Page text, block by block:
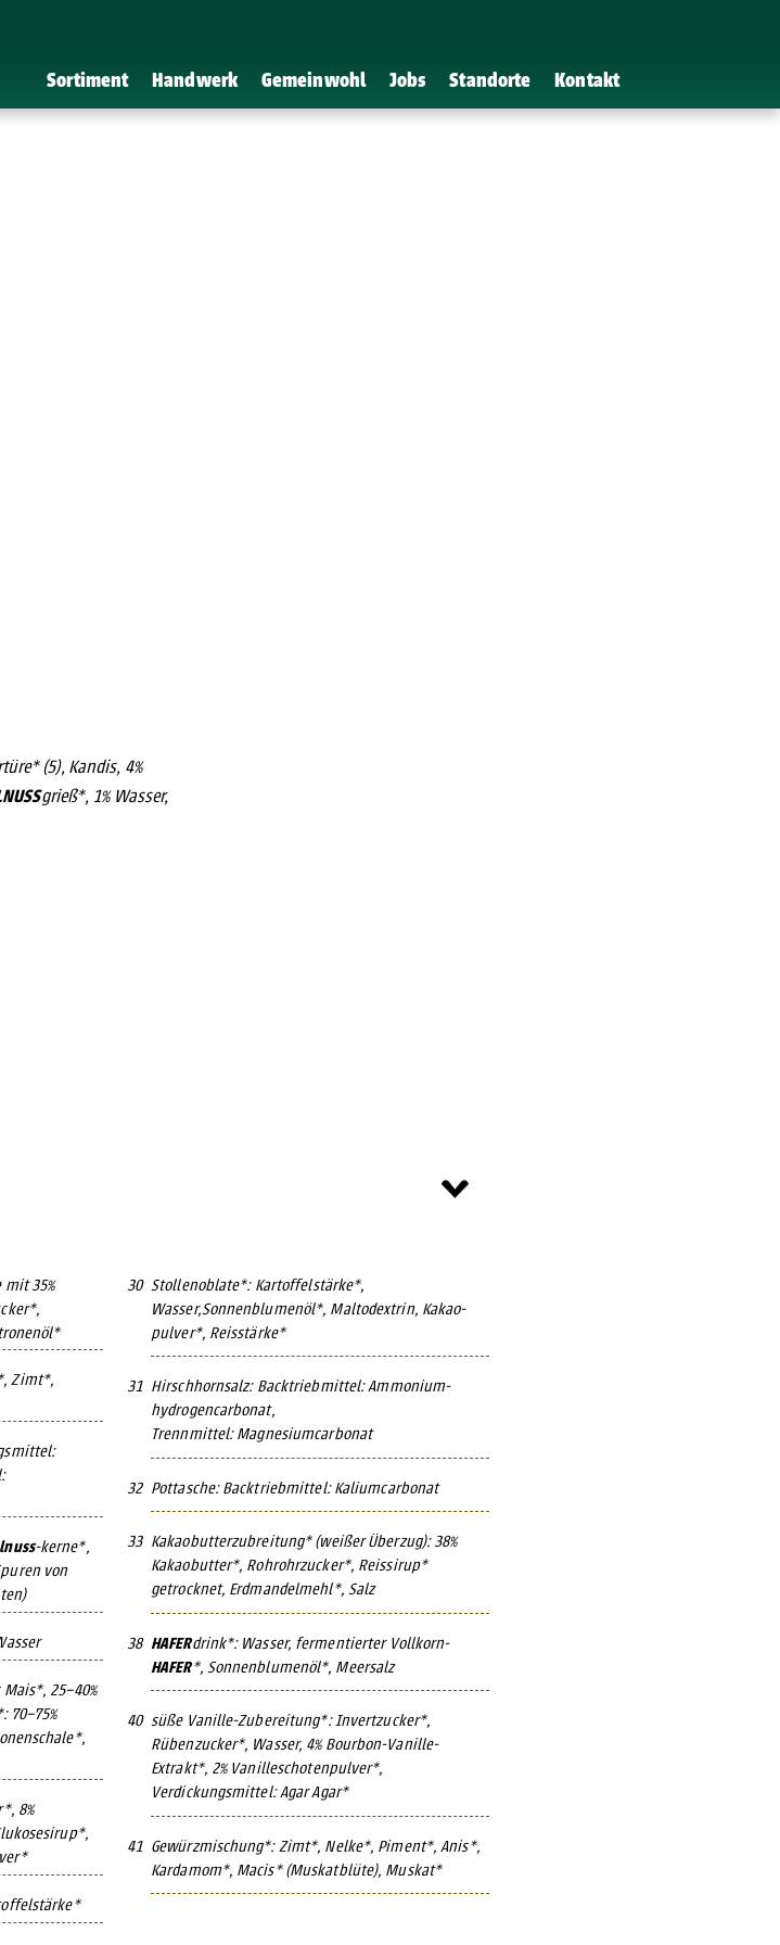
Sortiment Handwerk Gemeinwohl Jobs Standorte Kontakt
(5), Kandis, 4%
grieß*, 1% Wasser,
35%
Zimt*,
-kerne*,
von
25–40%
70–75%
8%
30 Stollenoblate*: Kartoffelstärke*,
Wasser,Sonnenblumenöl*, Maltodextrin, Kakao-
pulver*, Reisstärke*
31 Hirschhornsalz: Backtriebmittel: Ammonium-
hydrogencarbonat,
Trennmittel: Magnesiumcarbonat
Pottasche: Backtriebmittel: Kaliumcarbonat
32
Kakaobutterzubreitung* (weißer Überzug): 38%
Kakaobutter*, Rohrohrzucker*, Reissirup*
getrocknet, Erdmandelmehl*, Salz
33
38
40
41
HAFERdrink*: Wasser, fermentierter Vollkorn-
HAFER*, Sonnenblumenöl*, Meersalz
süße Vanille-Zubereitung*: Invertzucker*,
Rübenzucker*, Wasser, 4% Bourbon-Vanille-
Extrakt*, 2% Vanilleschotenpulver*,
Verdickungsmittel: Agar Agar*
Gewürzmischung*: Zimt*, Nelke*, Piment*, Anis*,
Kardamom*, Macis* (Muskatblüte), Muskat*